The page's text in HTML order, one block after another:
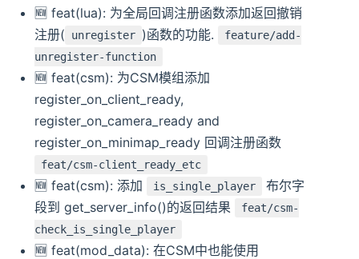
🆕️️ feat(lua): 为全局回调注册函数添加返回撤销
注册(
unregister )函数的功能.
feature/add-
unregister-function
🆕️️ feat(csm): 为CSM模组添加
register_on_client_ready,
register_on_camera_ready and
register_on_minimap_ready 回调注册函数
feat/csm-client_ready_etc
🆕️️ feat(csm): 添加 is_single_player
布尔字
段到 get_server_info()的返回结果
feat/csm-
check_is_single_player
🆕️️ feat(mod_data): 在CSM中也能使用